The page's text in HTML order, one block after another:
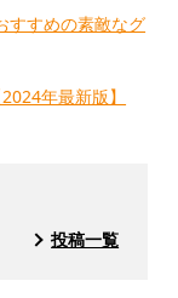
すすめの素敵なグ
年最新版】
投稿一覧